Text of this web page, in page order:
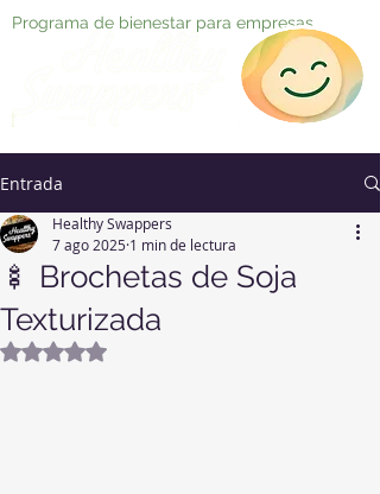
Programa de bienestar para empresas
Entrada
🍢 Brochetas de Soja
Texturizada
Healthy Swappers
7 ago 2025 1 min de lectura
Obtuvo NaN de 5 estrellas.